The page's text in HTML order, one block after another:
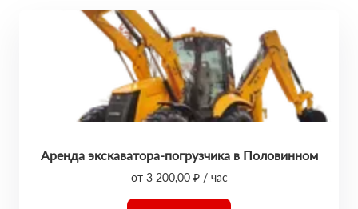
Аренда экскаватора-погрузчика в Половинном
от 3 200,00 ₽ / час